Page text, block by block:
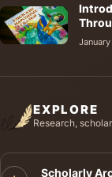
EXPLORE
Research,
Scholarly